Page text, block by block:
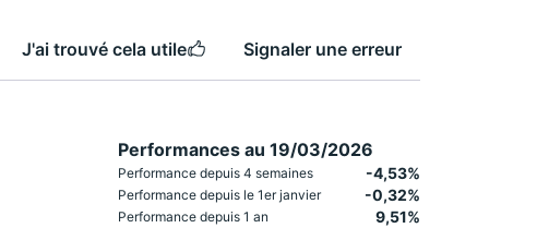
J'ai trouvé cela utile Signaler une erreur
Performances au 19/03/2026
Performance depuis 4 semaines -4,53%
Performance depuis le 1er janvier -0,32%
Performance depuis 1 an 9,51%